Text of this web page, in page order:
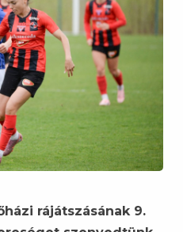
rájátszásának 9.